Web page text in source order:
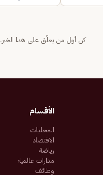
كن أول من يعلّق على هذا الخبر.
الأقسام
المحليات
الاقتصاد
رياضة
مدارات عالمية
وظائف